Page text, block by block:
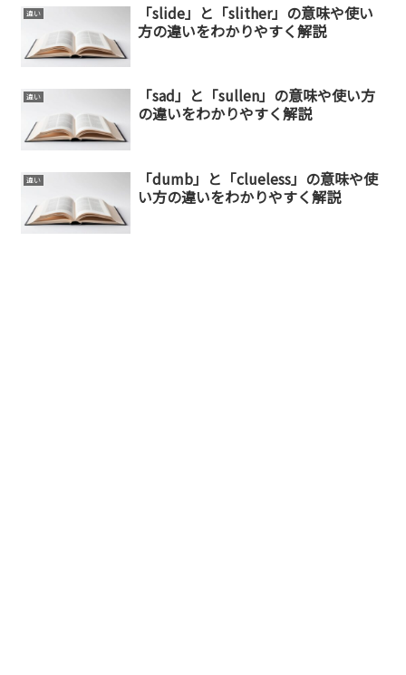
違い
「slide」と「slither」の意味や使い
方の違いをわかりやすく解説
違い
「sad」と「sullen」の意味や使い方
の違いをわかりやすく解説
違い
「dumb」と「clueless」の意味や使
い方の違いをわかりやすく解説